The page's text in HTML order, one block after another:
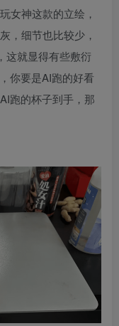
女神这款的立绘，
，细节也比较少，
这就显得有些敷衍
你要是AI跑的好看
跑的杯子到手，那